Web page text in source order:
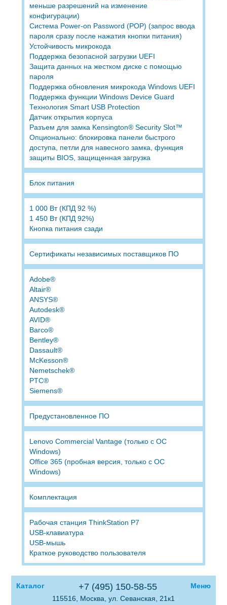
меньше разрешений на изменение
конфигурации)
Система Power-on Password (POP) (запрос ввода
пароля сразу после нажатия кнопки питания)
Устойчивость микрокода
Поддержка безопасной загрузки UEFI
Защита данных на жестком диске с помощью
пароля
Поддержка обновления микрокода Windows UEFI
Поддержка функции Windows Device Guard
Технология Smart USB Protection
Датчик открытия корпуса
Разъем для замка Kensington® Security Slot™
Опционально: блокировка панели быстрого
доступа, петли для навесного замка, функция
защиты BIOS, защищенная загрузка
Блок питания
1 000 Вт (КПД 92 %)
1 450 Вт (КПД 92%)
Кнопка питания сзади
Сертификаты независимых поставщиков ПО
Adobe®
Altair®
ANSYS®
Autodesk®
AVID®
Barco®
Bentley®
Dassault®
McKesson®
Nemetschek®
PTC®
Siemens®
Предустановленное ПО
Lenovo Commercial Vantage (только с ОС
Windows)
Office 365 (пробная версия, только с ОС
Windows)
Комплектация
Рабочая станция ThinkStation P7
USB-клавиатура
USB-мышь
Краткое руководство пользователя
Каталог +7 (495) 150-58-55
Меню
115516, Москва, ул. Севанская, 21к1